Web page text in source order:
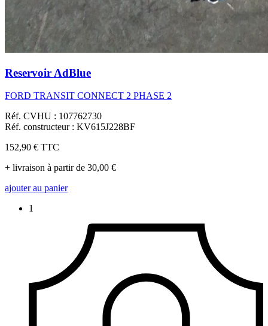
Reservoir AdBlue
FORD TRANSIT CONNECT 2 PHASE 2
Réf. CVHU : 107762730
Réf. constructeur : KV615J228BF
152,90 € TTC
+ livraison à partir de 30,00 €
ajouter au panier
1